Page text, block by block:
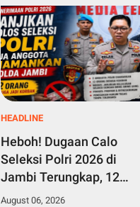
HEADLINE
Heboh! Dugaan Calo
Seleksi Polri 2026 di
Jambi Terungkap, 12
Orang jadi Korban, 2
August 06, 2026